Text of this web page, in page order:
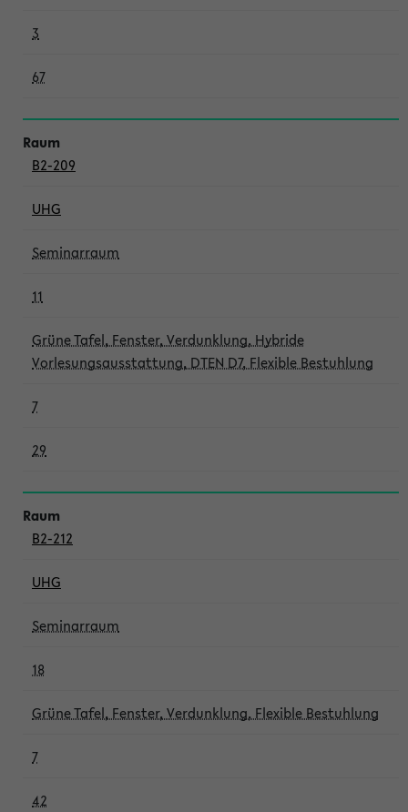
3
67
B2-209
UHG
Seminarraum
11
Grüne Tafel, Fenster, Verdunklung, Hybride
Vorlesungsausstattung, DTEN D7, Flexible Bestuhlung
7
29
B2-212
UHG
Seminarraum
18
Grüne Tafel, Fenster, Verdunklung, Flexible Bestuhlung
7
42